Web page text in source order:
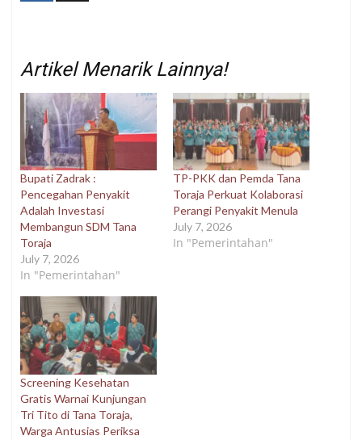
Artikel Menarik Lainnya!
Bupati Zadrak :
Pencegahan Penyakit
Adalah Investasi
Membangun SDM Tana
Toraja
July 7, 2026
In "Pemerintahan"
TP-PKK dan Pemda Tana
Toraja Perkuat Kolaborasi
Perangi Penyakit Menula
July 7, 2026
In "Pemerintahan"
Screening Kesehatan
Gratis Warnai Kunjungan
Tri Tito di Tana Toraja,
Warga Antusias Periksa